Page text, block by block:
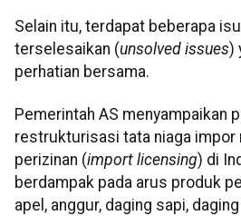
Selain itu, terdapat beberapa
terselesaikan (unsolved issues)
perhatian bersama.
Pemerintah AS menyampaikan
restrukturisasi tata niaga
perizinan (import licensing) di
berdampak pada arus produk
apel, anggur, daging sapi,